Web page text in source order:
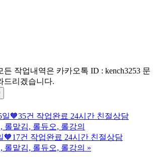
든 작업내역은 카카오톡 ID : kench3253 문
드리겠습니다.
일🧡35건 작업완료 24시간 친절상담
롤맡김, 롤듀오, 롤강의
🧡17건 작업완료 24시간 친절상담
롤맡김, 롤듀오, 롤강의 »